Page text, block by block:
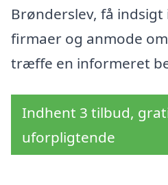
Brønderslev, få indsigt
firmaer og anmode
træffe en informeret
Indhent 3 tilbud,
uforpligtende